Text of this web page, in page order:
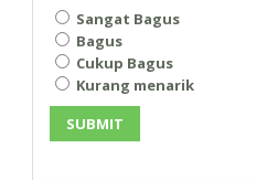
Sangat Bagus
Bagus
Cukup Bagus
Kurang menarik
SUBMIT